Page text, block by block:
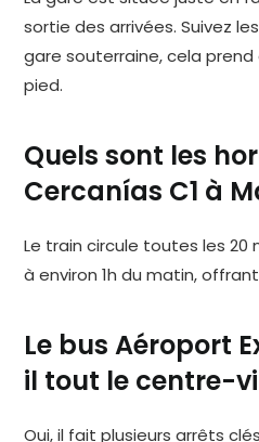
sortie des arrivées. Suivez
gare souterraine, cela
pied.
Quels sont les
Cercanías C1 à
Le train circule toutes les 20
à environ 1h du matin,
Le bus Aéroport
il tout le centre-
Oui, il fait plusieurs arrêts